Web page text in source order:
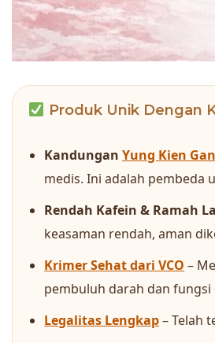
Produk Unik Dengan
KandunganYung Kien
medis. Ini adalah pembeda
Rendah Kafein & Ramah
keasaman rendah, aman
Krimer Sehat dari VCO –
pembuluh darah dan fungsi
Legalitas Lengkap– Telah